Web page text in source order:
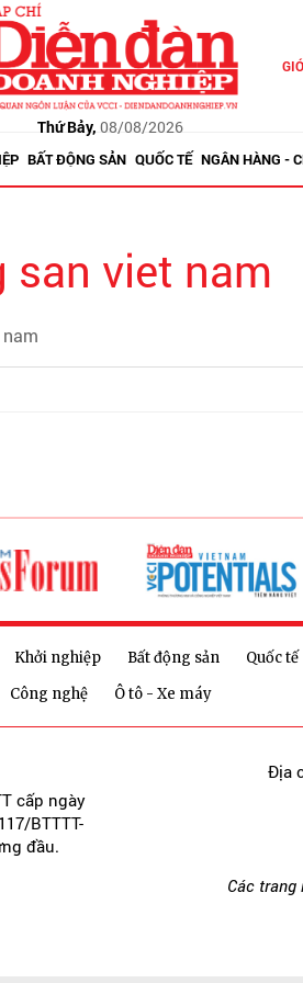
Thứ Bảy, 08/08/2026
BẤT ĐỘNG SẢN QUỐC TẾ NGÂN HÀNG -
san viet nam
Khởi nghiệp Bất động sản Quốc tế
Công nghệ
Ô tô - Xe máy
cấp ngày
BTTTT-
đầu.
Địa
Các trang